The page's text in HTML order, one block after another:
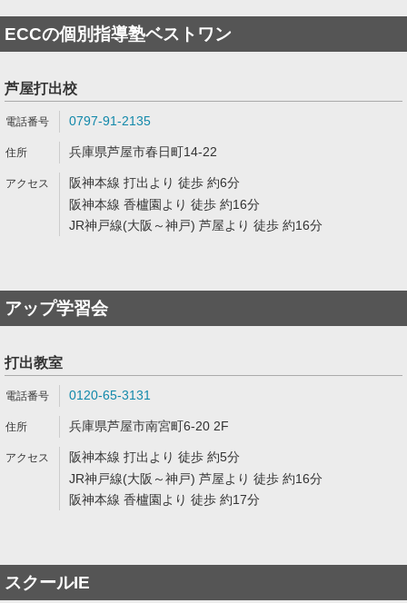
ECCの個別指導塾ベストワン
芦屋打出校
0797-91-2135
兵庫県芦屋市春日町14-22
阪神本線 打出より 徒歩 約6分
阪神本線 香櫨園より 徒歩 約16分
JR神戸線(大阪～神戸) 芦屋より 徒歩 約16分
アップ学習会
打出教室
0120-65-3131
兵庫県芦屋市南宮町6-20 2F
阪神本線 打出より 徒歩 約5分
JR神戸線(大阪～神戸) 芦屋より 徒歩 約16分
阪神本線 香櫨園より 徒歩 約17分
スクールIE